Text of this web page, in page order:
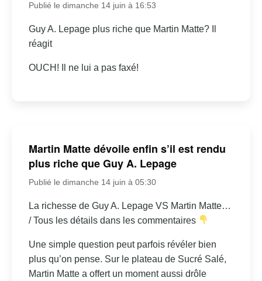
Publié le dimanche 14 juin à 16:53
Guy A. Lepage plus riche que Martin Matte? Il
réagit
OUCH! Il ne lui a pas faxé!
Martin Matte dévoile enfin s’il est rendu
plus riche que Guy A. Lepage
Publié le dimanche 14 juin à 05:30
La richesse de Guy A. Lepage VS Martin Matte…
/ Tous les détails dans les commentaires
Une simple question peut parfois révéler bien
plus qu’on pense. Sur le plateau de Sucré Salé,
Martin Matte a offert un moment aussi drôle